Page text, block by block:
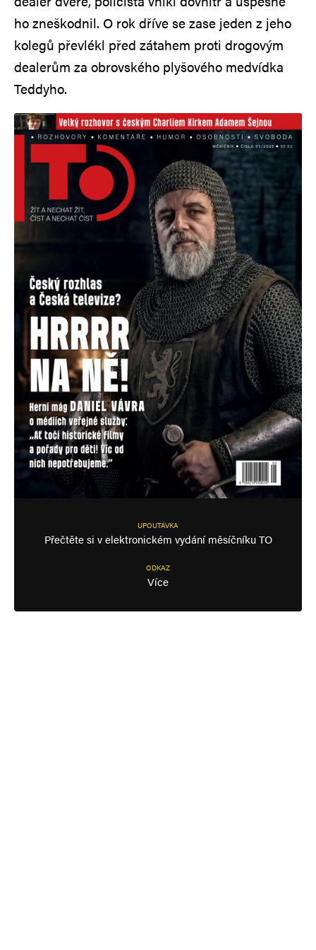
ho zneškodnil. O rok dříve se zase jeden z jeho
kolegů převlékl před zátahem proti drogovým
dealerům za obrovského plyšového medvídka
Teddyho.
UPOUTÁVKA
Přečtěte si v elektronickém vydání měsíčníku TO
ODKAZ
Více